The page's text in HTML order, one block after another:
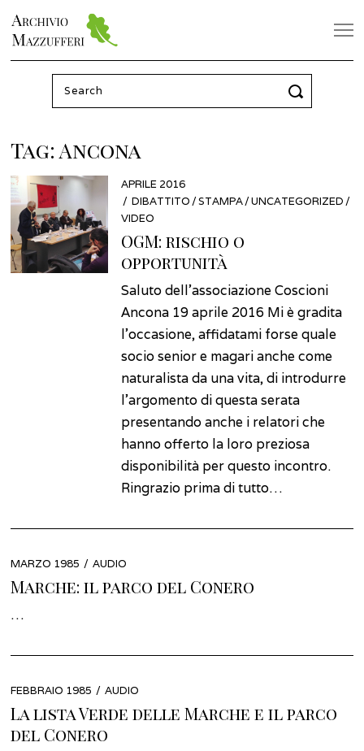
Search
for:
Tag:Ancona
POSTED
ON
APRILE 2016
2026
DIBATTITO /STAMPA/UNCATEGORIZED /
VIDEO
OGM: rischio o
opportunità
Saluto dell’associazione Coscioni
Ancona 19 aprile 2016 Mi è gradita
l’occasione, affidatami forse quale
socio senior e magari anche come
naturalista da una vita, di introdurre
l’argomento di questa serata
presentando anche i relatori che
hanno offerto la loro preziosa
disponibilità per questo incontro.
Ringrazio prima di tutto…
POSTED
ON
MARZO 1985 GENNAIO
2022
AUDIO
Marche: il parco del Conero
…
POSTED
ON
FEBBRAIO 1985 GENNAIO
2022
AUDIO
La lista Verde delle Marche e il parco
del Conero